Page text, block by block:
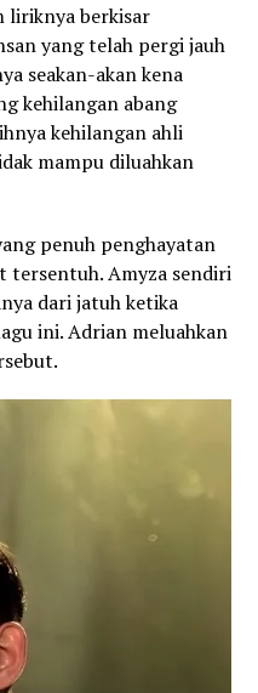
liriknya berkisar
yang telah pergi jauh
seakan-akan kena
kehilangan abang
kehilangan ahli
mampu diluahkan
penuh penghayatan
tersentuh. Amyza sendiri
dari jatuh ketika
ini. Adrian meluahkan